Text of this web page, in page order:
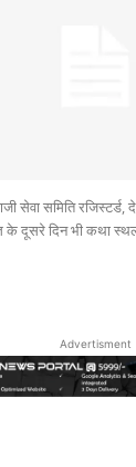
सेवा समिति
के दूसरे दिन भी कथा
Advertisment